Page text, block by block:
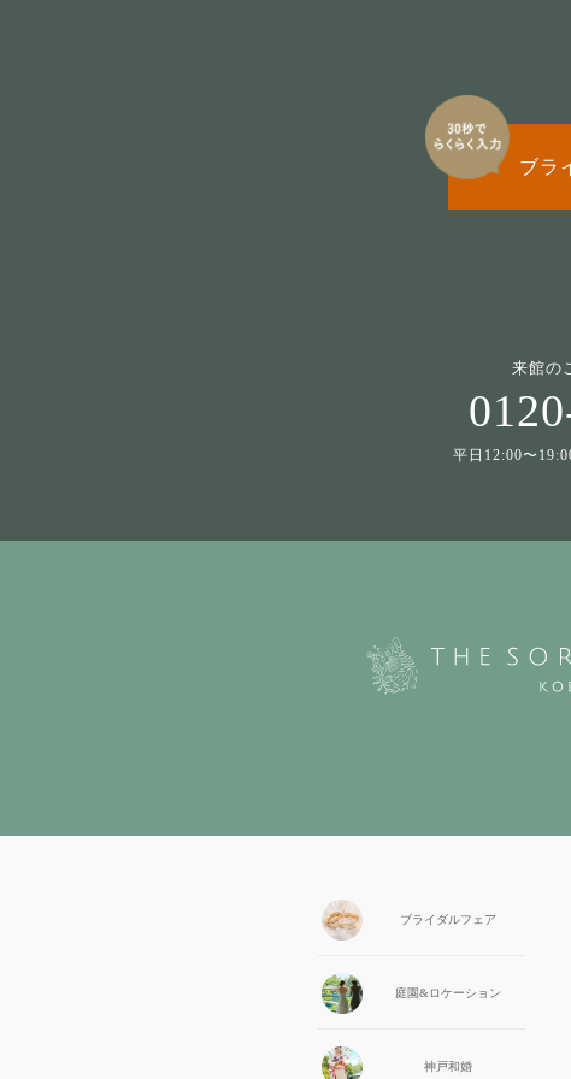
ブラ
来館の
平日12:00〜
ブライダルフェア
庭園&ロケーション
神戸和婚